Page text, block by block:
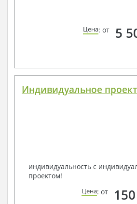
Цена: от 5
Индивидуальное
индивидуальность с
проектом!
Цена: от 150